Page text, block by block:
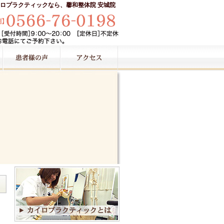
プラクティックなら、馨和整体院 安城院